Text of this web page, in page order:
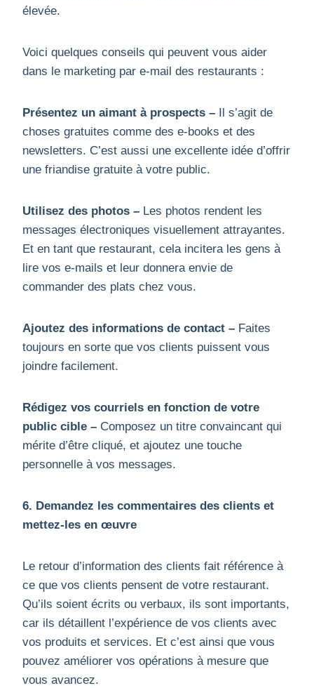
élevée.
Voici quelques conseils qui peuvent vous aider
dans le marketing par e-mail des restaurants :
Présentez un aimant à prospects – Il s’agit de
choses gratuites comme des e-books et des
newsletters. C’est aussi une excellente idée d’offrir
une friandise gratuite à votre public.
Utilisez des photos – Les photos rendent les
messages électroniques visuellement attrayantes.
Et en tant que restaurant, cela incitera les gens à
lire vos e-mails et leur donnera envie de
commander des plats chez vous.
Ajoutez des informations de contact – Faites
toujours en sorte que vos clients puissent vous
joindre facilement.
Rédigez vos courriels en fonction de votre
public cible – Composez un titre convaincant qui
mérite d’être cliqué, et ajoutez une touche
personnelle à vos messages.
6. Demandez les commentaires des clients et
mettez-les en œuvre
Le retour d’information des clients fait référence à
ce que vos clients pensent de votre restaurant.
Qu’ils soient écrits ou verbaux, ils sont importants,
car ils détaillent l’expérience de vos clients avec
vos produits et services. Et c’est ainsi que vous
pouvez améliorer vos opérations à mesure que
vous avancez.